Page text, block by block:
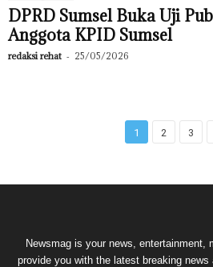
DPRD Sumsel Buka Uji
Anggota KPID Sumsel
redaksi rehat - 25/05/2026
1 2 3
Newsmag is your news, entertainment,
provide you with the latest breaking